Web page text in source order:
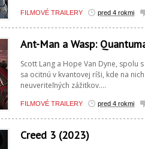
FILMOVÉ TRAILERY pred 4 rokmi
Ant-Man a Wasp:
Scott Lang a Hope Van Dyne, spolu
sa ocitnú v kvantovej ríši, kde na
neuveriteľných zážitkov....
FILMOVÉ TRAILERY pred 4 rokmi
Creed 3 (2023)